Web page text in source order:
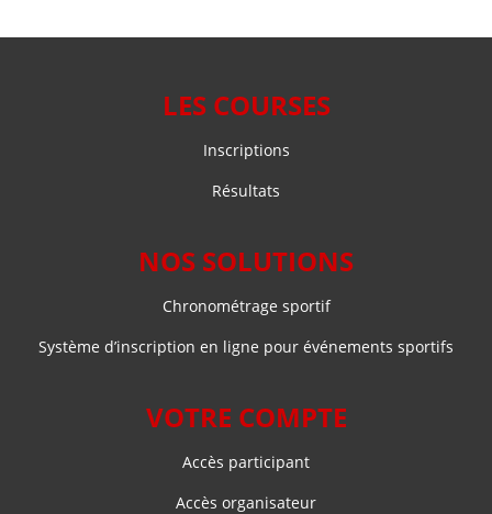
LES COURSES
Inscriptions
Résultats
NOS SOLUTIONS
Chronométrage sportif
Système d’inscription en ligne pour événements sportifs
VOTRE COMPTE
Accès participant
Accès organisateur